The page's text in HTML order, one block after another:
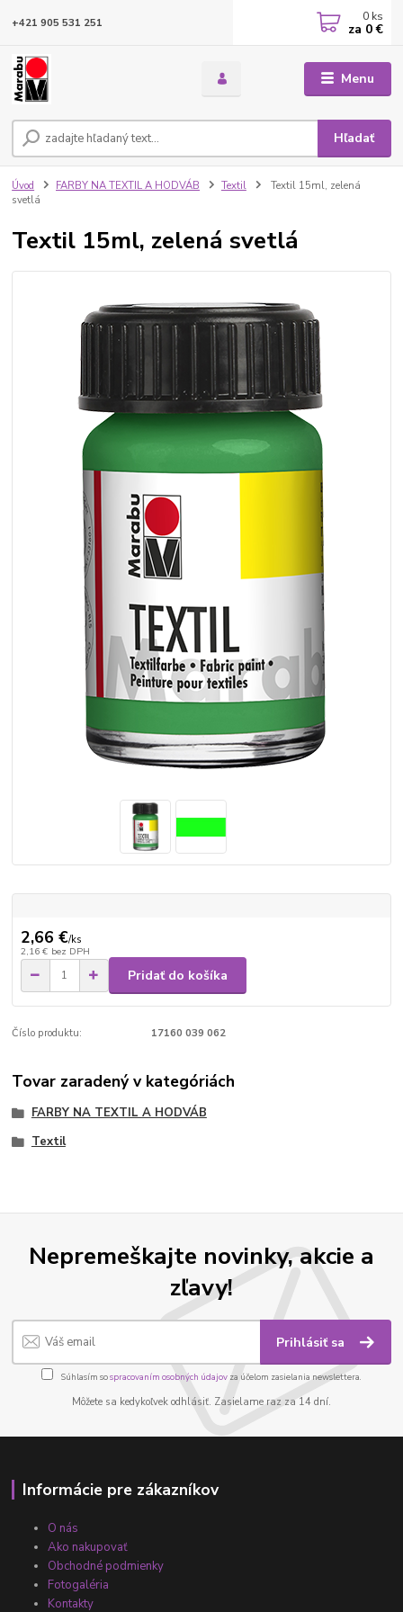
Menu
Hľadať
+421 905 531 251 0 ks
za 0 €
Úvod FARBY NA TEXTIL A HODVÁB Textil
Textil 15ml, zelená
svetlá
Textil 15ml, zelená svetlá
2,66 €/ks
2,16 € bez DPH
Pridať do košíka
Číslo produktu: 17160 039 062
Tovar zaradený v kategóriách
FARBY NA TEXTIL A HODVÁB
Textil
Nepremeškajte novinky, akcie a
zľavy!
Prihlásiť sa
Súhlasím sospracovaním osobných údajov za účelom zasielania newslettera.
Môžete sa kedykoľvek odhlásiť. Zasielame raz za 14 dní.
Informácie pre zákazníkov
O nás
Ako nakupovať
Obchodné podmienky
Fotogaléria
Kontakty